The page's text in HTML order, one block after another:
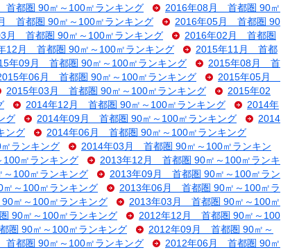
都圏 90㎡～100㎡ランキング
2016年08月 首都圏 90㎡
首都圏 90㎡～100㎡ランキング
2016年05月 首都圏 90
月 首都圏 90㎡～100㎡ランキング
2016年02月 首都圏
12月 首都圏 90㎡～100㎡ランキング
2015年11月 首都
年09月 首都圏 90㎡～100㎡ランキング
2015年08月 首
年06月 首都圏 90㎡～100㎡ランキング
2015年05月
2015年03月 首都圏 90㎡～100㎡ランキング
2015年02
2014年12月 首都圏 90㎡～100㎡ランキング
2014年
グ 2014年09月 首都圏 90㎡～100㎡ランキング
2014
ング
2014年06月 首都圏 90㎡～100㎡ランキング
ランキング
2014年03月 首都圏 90㎡～100㎡ランキン
㎡ランキング
2013年12月 首都圏 90㎡～100㎡ランキ
100㎡ランキング
2013年09月 首都圏 90㎡～100㎡ラン
～100㎡ランキング
2013年06月 首都圏 90㎡～100㎡ラ
㎡～100㎡ランキング
2013年03月 首都圏 90㎡～100㎡
90㎡～100㎡ランキング
2012年12月 首都圏 90㎡～100
圏 90㎡～100㎡ランキング
2012年09月 首都圏 90㎡～
都圏 90㎡～100㎡ランキング
2012年06月 首都圏 90㎡